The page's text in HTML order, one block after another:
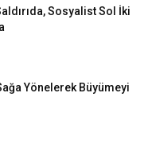
Sosyalist Sol İki
Yönelerek Büyümeyi